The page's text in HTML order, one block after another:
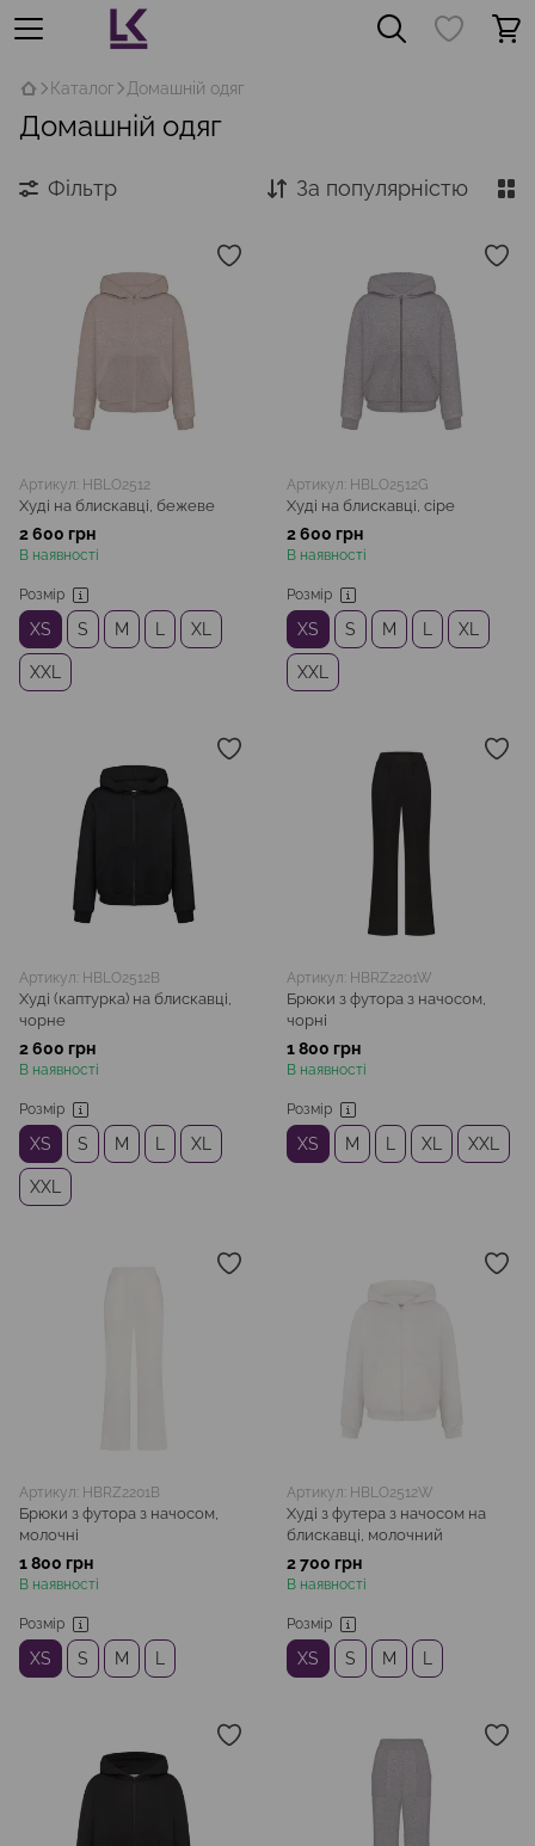
Каталог Домашній одяг
Домашній одяг
Фільтр За популярністю
Артикул: HBLO2512
Худі на блискавці, бежеве
2 600 грн
В наявності
Розмір
XS S M XL
XXL
Артикул: HBLO2512G
Худі на блискавці, сіре
2 600 грн
В наявності
Розмір
XS S M XL
XXL
Артикул: HBLO2512B
Худі (каптурка) на блискавці,
чорне
2 600 грн
В наявності
Розмір
XS S M XL
XXL
Артикул: HBRZ2201W
Брюки з футора з начосом,
чорні
1 800 грн
В наявності
Розмір
XS M XL XXL
Артикул: HBRZ2201B
Брюки з футора з начосом,
молочні
1 800 грн
В наявності
Розмір
XS S M
Артикул: HBLO2512W
Худі з футера з начосом на
блискавці, молочний
2 700 грн
В наявності
Розмір
XS S M